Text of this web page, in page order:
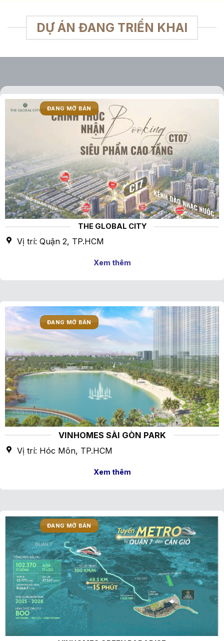
DỰ ÁN ĐANG TRIỂN KHAI
ĐANG MỞ BÁN
THE GLOBAL CITY
Vị trí: Quận 2, TP.HCM
Xem thêm
ĐANG MỞ BÁN
VINHOMES SÀI GÒN PARK
Vị trí: Hóc Môn, TP.HCM
Xem thêm
ĐANG MỞ BÁN